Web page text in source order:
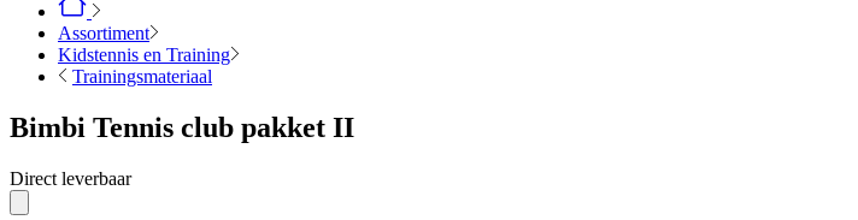
Assortiment
Kidstennis en Training
Trainingsmateriaal
Bimbi Tennis club pakket II
Direct leverbaar